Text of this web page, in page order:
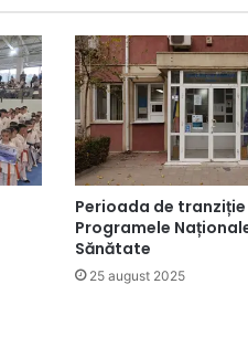
Perioada de tranziție
Programele
Sănătate
25 august 2025